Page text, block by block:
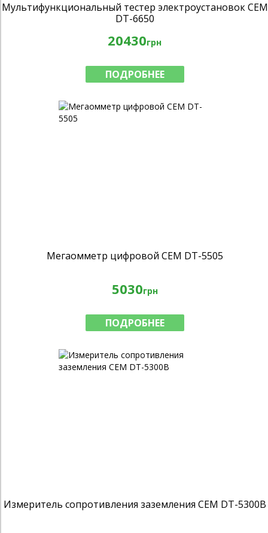
Мультифункциональный тестер электроустановок CEM
DT-6650
20430грн
ПОДРОБНЕЕ
Мегаомметр цифровой CEM DT-5505
5030грн
ПОДРОБНЕЕ
Измеритель сопротивления заземления CEM DT-5300B